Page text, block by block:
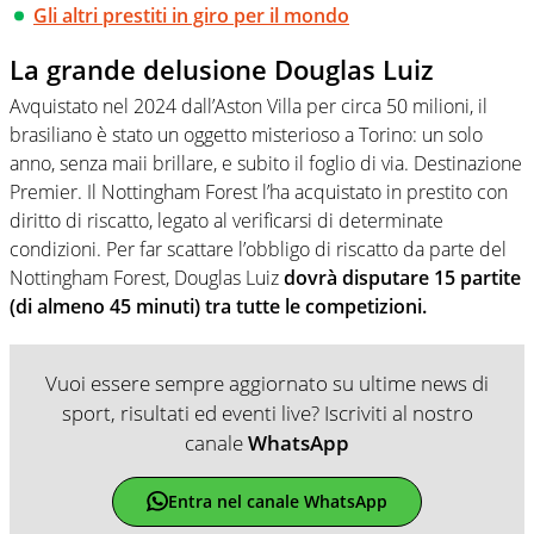
Gli altri prestiti in giro per il mondo
La grande delusione Douglas Luiz
Avquistato nel 2024 dall’Aston Villa per circa 50 milioni, il
brasiliano è stato un oggetto misterioso a Torino: un solo
anno, senza maii brillare, e subito il foglio di via. Destinazione
Premier. Il Nottingham Forest l’ha acquistato in prestito con
diritto di riscatto, legato al verificarsi di determinate
condizioni. Per far scattare l’obbligo di riscatto da parte del
Nottingham Forest, Douglas Luizdovrà disputare 15 partite
(di almeno 45 minuti) tra tutte le competizioni.
Vuoi essere sempre aggiornato su ultime news di
sport, risultati ed eventi live? Iscriviti al nostro
canaleWhatsApp
Entra nel canale WhatsApp